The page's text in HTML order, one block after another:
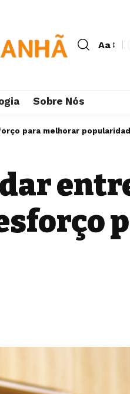
Aa
Sobre Nós
para melhorar
dar